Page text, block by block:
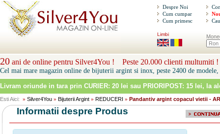
Despre Noi
Cum cumpar
Cum primesc
Limbi
20 ani de online pentru Silver4You ! Peste 20.000 clienti multumiti !
Cel mai mare magazin online de bijuterii argint si inox, peste 2400 de modele,
Livram oriunde in tara prin CURIER: 20 lei sau PRIORIPOST: 15 lei, la
Esti Aici: » Silver4You » Bijuterii Argint » REDUCERI » Pandantiv argint copacul vietii -
Informatii despre Produs